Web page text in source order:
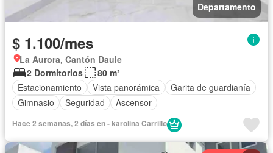
Departamento
$ 1.100/mes
La Aurora, Cantón Daule
2 Dormitorios
80 m²
Estacionamiento
Vista panorámica
Garita de guardianía
Gimnasio
Seguridad Ascensor
Hace 2 semanas, 2 días en - karolina Carrillo